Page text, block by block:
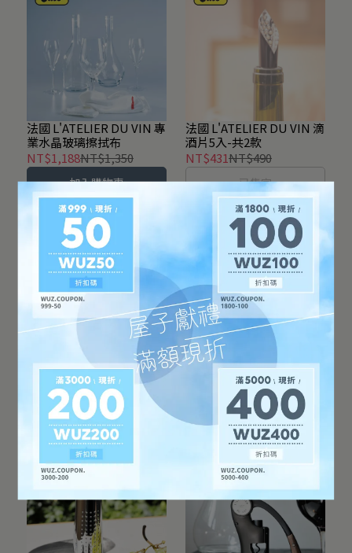
法國 L'ATELIER DU VIN 專
業水晶玻璃擦拭布
NT$1,188NT$1,350
加入購物車
法國 L'ATELIER DU VIN 滴
酒片5入-共2款
NT$431NT$490
已售完
法國 L'ATELIER DU VIN 原
木精裝三件式禮盒組
NT$13,658NT$15,520
加入購物車
法國 L'ATELIER DU VIN
ON/OFF醒酒瓶專用架-黑
NT$1,408NT$1,600
加入購物車